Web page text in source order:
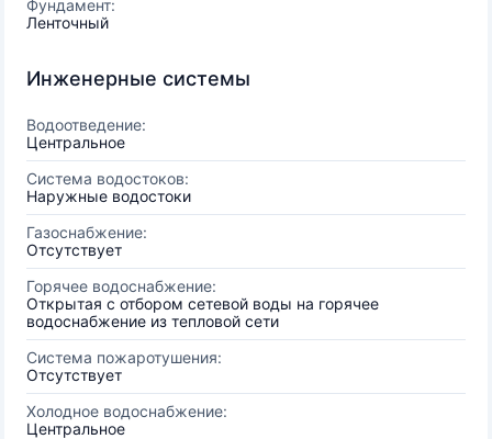
Фундамент:
Ленточный
Инженерные системы
Водоотведение:
Центральное
Система водостоков:
Наружные водостоки
Газоснабжение:
Отсутствует
Горячее водоснабжение:
Открытая с отбором сетевой воды на горячее
водоснабжение из тепловой сети
Система пожаротушения:
Отсутствует
Холодное водоснабжение:
Центральное